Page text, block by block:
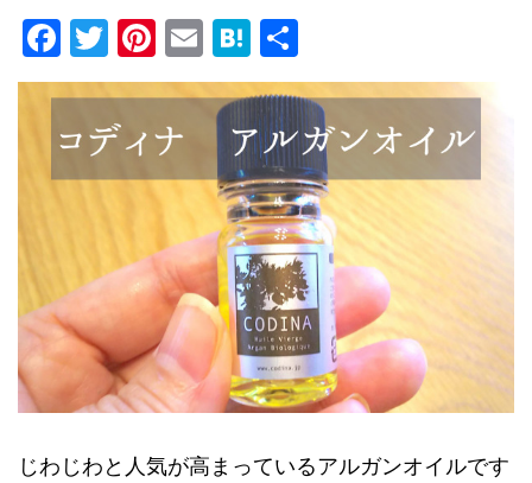
F
a
e
b
o
k
T
wi
tt
er
Pi
nt
e
st
E
m
ail
H
at
e
n
a
有
じわじわと人気が高まっているアルガンオイルです